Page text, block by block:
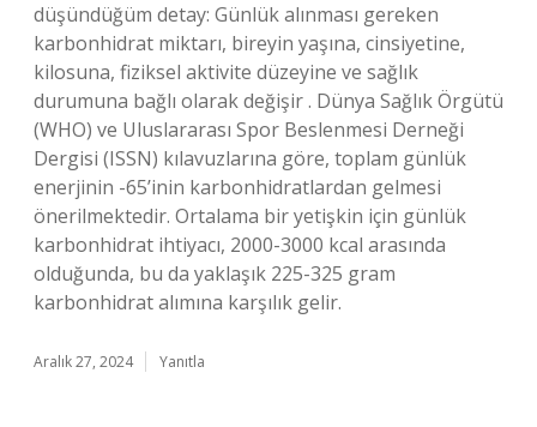
düşündüğüm detay: Günlük alınması gereken
karbonhidrat miktarı, bireyin yaşına, cinsiyetine,
kilosuna, fiziksel aktivite düzeyine ve sağlık
durumuna bağlı olarak değişir . Dünya Sağlık Örgütü
(WHO) ve Uluslararası Spor Beslenmesi Derneği
Dergisi (ISSN) kılavuzlarına göre, toplam günlük
enerjinin -65’inin karbonhidratlardan gelmesi
önerilmektedir. Ortalama bir yetişkin için günlük
karbonhidrat ihtiyacı, 2000-3000 kcal arasında
olduğunda, bu da yaklaşık 225-325 gram
karbonhidrat alımına karşılık gelir.
Aralık 27, 2024 Yanıtla